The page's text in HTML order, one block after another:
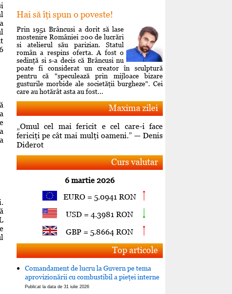
Hai să îţi spun o poveste!
Prin 1951 Brâncusi a dorit să lase
mostenire României 200 de lucrări
si atelierul său parizian. Statul
român a respins oferta. A fost o
sedinţă si s-a decis că Brâncusi nu
poate fi considerat un creator în sculptură
pentru că "speculează prin mijloace bizare
gusturile morbide ale societăţii burgheze". Cei
care au hotărât asta au fost...
Maxima zilei
„Omul cel mai fericit e cel care-i face
fericiţi pe cât mai mulţi oameni.” — Denis
Diderot
Curs valutar
6 martie 2026
EURO = 5.0941 RON
USD = 4.3981 RON
GBP = 5.8664 RON
Top articole
Comandament de lucru la Guvern pe tema
aprovizionării cu combustibil a pieţei interne
Publicat la data de 31 iulie 2026